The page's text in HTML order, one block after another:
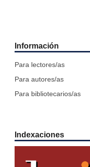
Información
Para lectores/as
Para autores/as
Para bibliotecarios/as
Indexaciones